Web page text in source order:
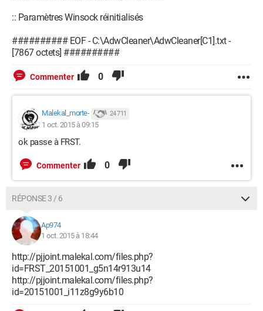
:: Paramètres Winsock réinitialisés
########## EOF - C:\AdwCleaner\AdwCleaner[C1].txt -
[7867 octets] ##########
Commenter 0
Malekal_morte- 24 711
1 oct. 2015 à 09:15
ok passe à FRST.
Commenter 0
RÉPONSE 3 / 6
Ap974
1 oct. 2015 à 18:44
http://pjjoint.malekal.com/files.php?
id=FRST_20151001_g5n14r913u14
http://pjjoint.malekal.com/files.php?
id=20151001_i11z8g9y6b10